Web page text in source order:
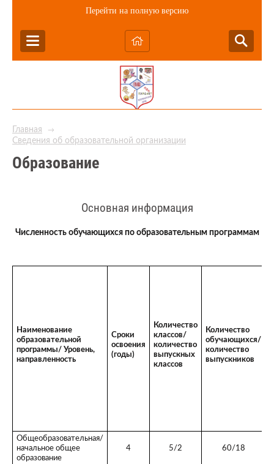
Перейти на полную версию
Главная →
Сведения об образовательной организации
Образование
Основная информация
Численность обучающихся по образовательным программам
Наименование
образовательной
программы/ Уровень,
направленность
Сроки
освоения
(годы)
Количество
классов/
количество
выпускных
классов
Количество
обучающихся/
количество
выпускников
Общеобразовательная/
начальное общее
образование
4 5/2 60/18